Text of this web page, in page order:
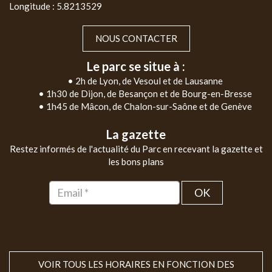
Longitude : 5.8213529
NOUS CONTACTER
Le parc se situe à :
• 2h de Lyon, de Vesoul et de Lausanne
• 1h30 de Dijon, de Besançon et de Bourg-en-Bresse
• 1h45 de Mâcon, de Chalon-sur-Saône et de Genève
La gazette
Restez informés de l'actualité du Parc en recevant la gazette et
les bons plans
OK
VOIR TOUS LES HORAIRES EN FONCTION DES